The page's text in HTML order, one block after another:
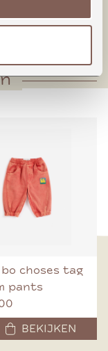
meisjes)
bo choses tag
pants
BEKIJKEN